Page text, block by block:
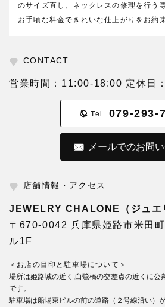
のサイズ直し、ネックレスの修理を行う
お手頃な料金できれいな仕上がりをお約
CONTACT
営業時間：11:00-18:00 定休日
Tel 079-293-
メールでのお問
店舗情報・アクセス
JEWELRY CHALONE（ジュエ
〒670-0042 兵庫県姫路市米田
ル1F
＜お店の目印と駐車場について＞
場所は姫路城の近く,白鷺橋の交差点の近くに公
です。
駐車場は船場東ビルの前の道路（２号線沿い）